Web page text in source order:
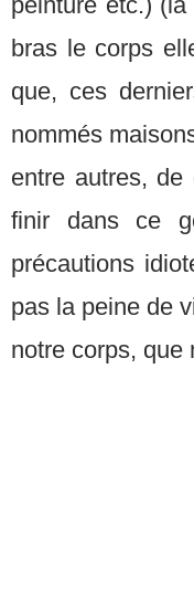
bras le corps
que, ces
nommés
entre autres, de
finir dans ce
précautions
pas la peine de
notre corps, que